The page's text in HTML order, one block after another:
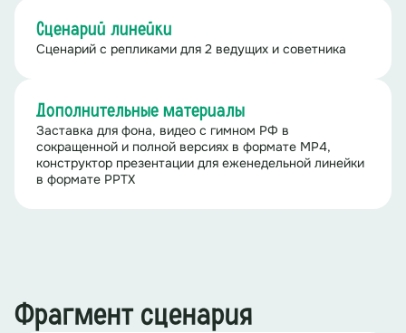
Сценарий линейки
Сценарий с репликами для 2 ведущих и советника
Дополнительные материалы
Заставка для фона, видео с гимном РФ в
сокращенной и полной версиях в формате MP4,
конструктор презентации для еженедельной линейки
в формате PPTX
Фрагмент сценария